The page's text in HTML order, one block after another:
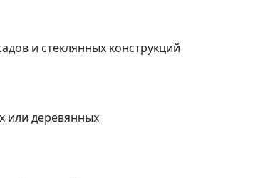
и стеклянных конструкций
или деревянных